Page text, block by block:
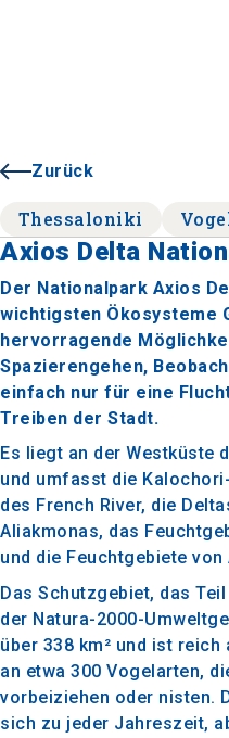
Zurück
Thessaloniki
Axios Delta
Der Nationalpark Axios
wichtigsten Ökosysteme
hervorragende
Spazierengehen,
einfach nur für eine
Treiben der Stadt.
Es liegt an der Westküste
und umfasst die
des French River, die
Aliakmonas, das
und die Feuchtgebiete von
Das Schutzgebiet, das
der Natura-2000-
über 338 km² und ist
an etwa 300 Vogelarten,
vorbeiziehen oder nisten.
sich zu jeder Jahreszeit,